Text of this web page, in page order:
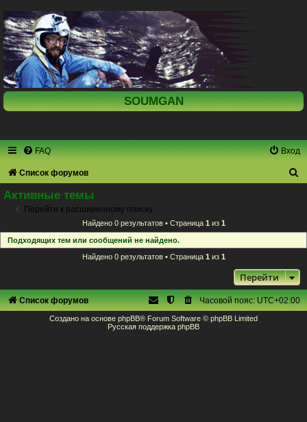
SOUMGAN
FAQ Вход
Список форумов
Активные темы
Перейти к расширенному поиску
Найдено 0 результатов • Страница 1 из 1
Подходящих тем или сообщений не найдено.
Найдено 0 результатов • Страница 1 из 1
Перейти
Список форумов Часовой пояс:UTC+02:00
Создано на основе phpBB® Forum Software © phpBB Limited
Русская поддержка phpBB